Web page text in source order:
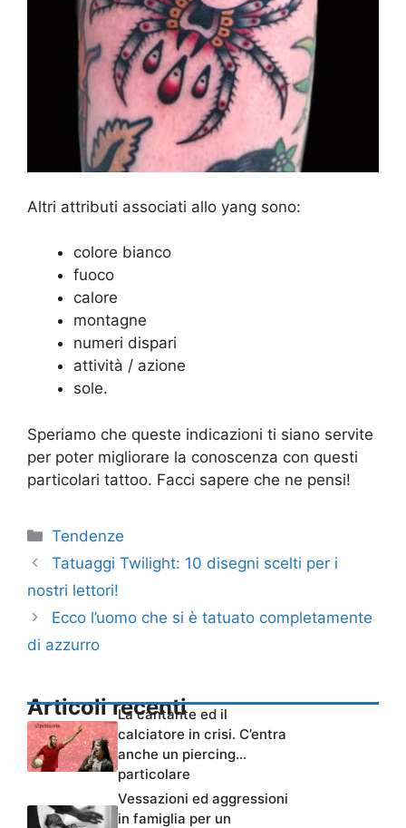
Altri attributi associati allo yang sono:
colore bianco
fuoco
calore
montagne
numeri dispari
attività / azione
sole.
Speriamo che queste indicazioni ti siano servite
per poter migliorare la conoscenza con questi
particolari tattoo. Facci sapere che ne pensi!
Categorie
Tendenze
Tatuaggi Twilight: 10 disegni scelti per i
nostri lettori!
Ecco l’uomo che si è tatuato completamente
di azzurro
Articoli recenti
La cantante ed il
calciatore in crisi. C’entra
anche un piercing…
particolare
Vessazioni ed aggressioni
in famiglia per un